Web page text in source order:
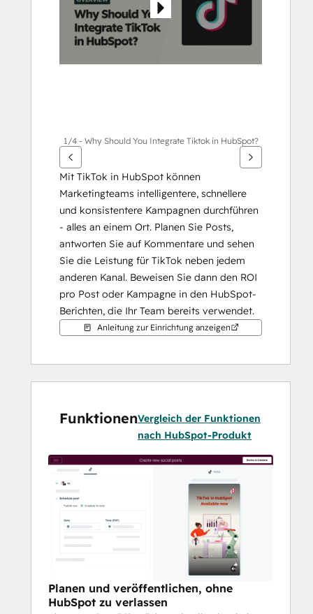
anzuzeigen
1/4 - Why Should You Integrate Tiktok in HubSpot?
Mit TikTok in HubSpot können
Marketingteams intelligentere, schnellere
und konsistentere Kampagnen durchführen
- alles an einem Ort. Planen Sie Posts,
antworten Sie auf Kommentare und sehen
Sie die Leistung für TikTok neben jedem
anderen Kanal. Beweisen Sie dann den ROI
pro Post oder Kampagne in den HubSpot-
Berichten, die Ihr Team bereits verwendet.
Anleitung zur Einrichtung anzeigen
FunktionenVergleich der Funktionen
nach HubSpot-Produkt
Planen und veröffentlichen, ohne
HubSpot zu verlassen